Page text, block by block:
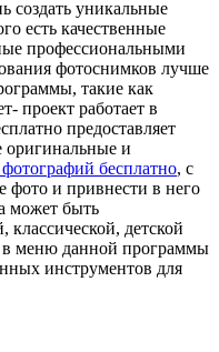
создать уникальные
есть качественные
профессиональными
фотоснимков лучше
такие как
проект работает в
предоставляет
оригинальные и
бесплатно, с
и привнести в него
может быть
классической, детской
в меню данной программы
инструментов для